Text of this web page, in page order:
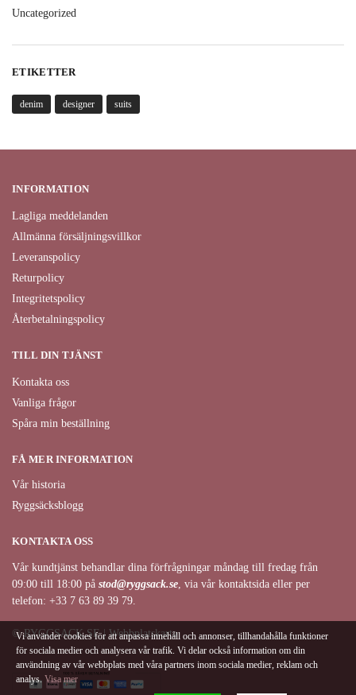
Uncategorized
ETIKETTER
denim designer suits
INFORMATION
Lagliga meddelanden
Allmänna försäljningsvillkor
Leveranspolicy
Returpolicy
Integritetspolicy
Återbetalningspolicy
TILL DIN TJÄNST
Kontakta oss
Vanliga frågor
Spåra min beställning
FÅ MER INFORMATION
Vår historia
Ryggsäcksblogg
KONTAKTA OSS
Vår kundtjänst behandlar dina förfrågningar måndag till fredag från
09:00 till 18:00 på stod@ryggsack.se , via vår kontaktsida eller per
telefon: +33 7 63 89 39 79.
© RYGGSACK.SE | Webbplatskarta
Vi använder cookies för att anpassa innehåll och annonser, tillhandahålla funktioner
för sociala medier och analysera vår trafik. Vi delar också information om din
användning av vår webbplats med våra partners inom sociala medier, reklam och
analys. Visa mer